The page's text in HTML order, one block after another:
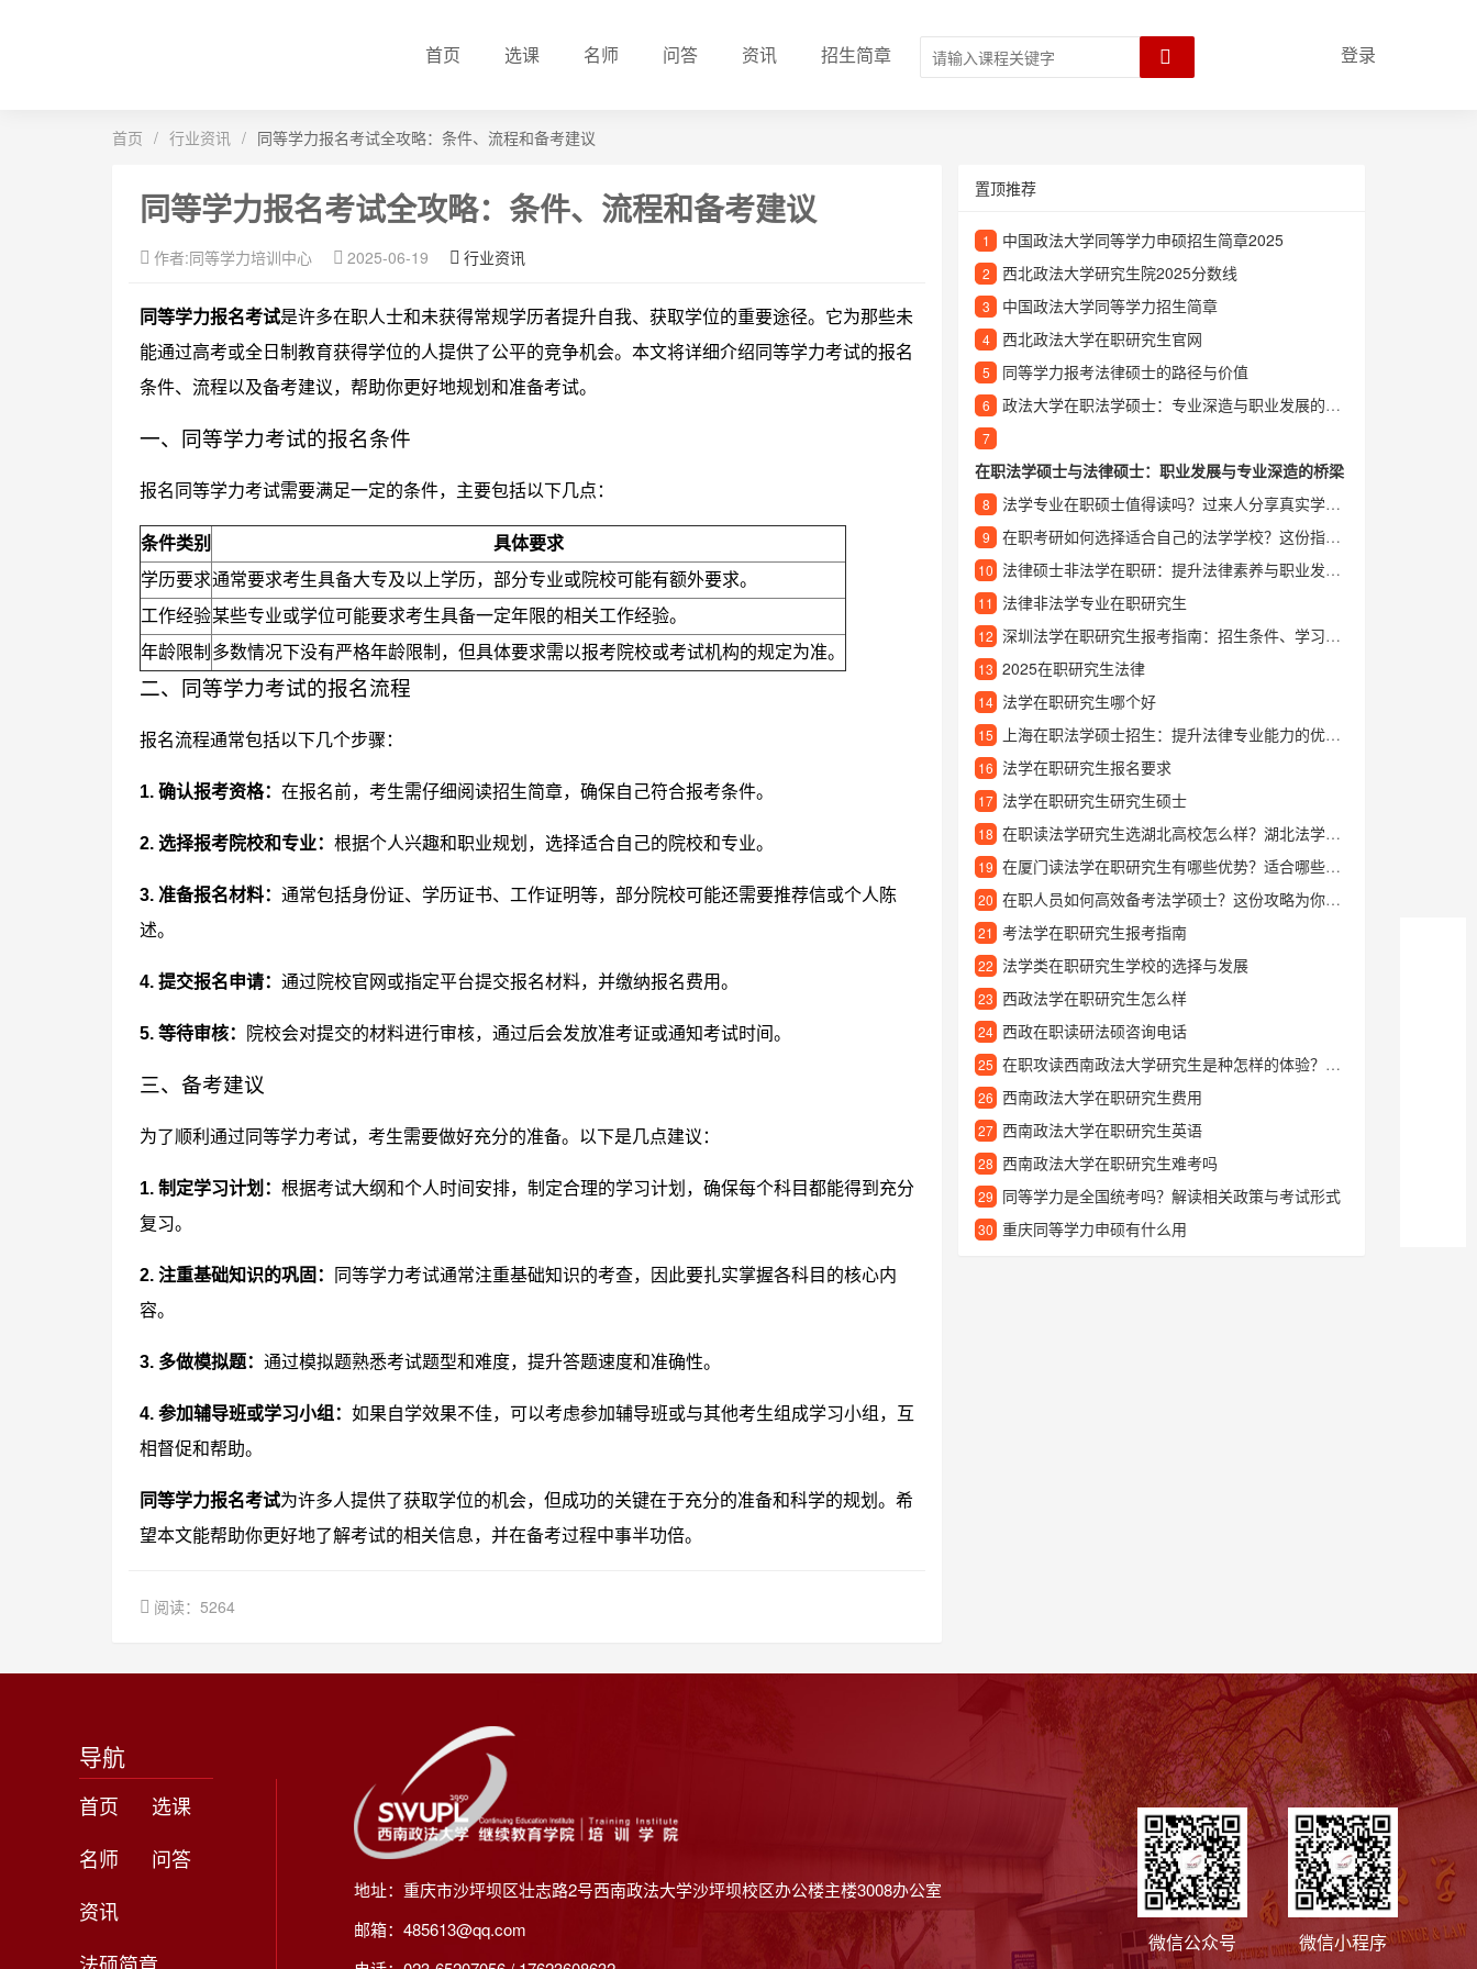
首页 选课 名师 问答 资讯 招生简章 登录
首页 / 行业资讯 / 同等学力报名考试全攻略：条件、流程和备考建议
同等学力报名考试全攻略：条件、流程和备考建议
作者:同等学力培训中心 2025-06-19 行业资讯
同等学力报名考试是许多在职人士和未获得常规学历者提升自我、获取学位的重要途径。它为那些未
能通过高考或全日制教育获得学位的人提供了公平的竞争机会。本文将详细介绍同等学力考试的报名
条件、流程以及备考建议，帮助你更好地规划和准备考试。
一、同等学力考试的报名条件
报名同等学力考试需要满足一定的条件，主要包括以下几点：
条件类别
具体要求
学历要求通常要求考生具备大专及以上学历，部分专业或院校可能有额外要求。
工作经验某些专业或学位可能要求考生具备一定年限的相关工作经验。
年龄限制 多数情况下没有严格年龄限制，但具体要求需以报考院校或考试机构的规定为准。
二、同等学力考试的报名流程
报名流程通常包括以下几个步骤：
1. 确认报考资格： 在报名前，考生需仔细阅读招生简章，确保自己符合报考条件。
2. 选择报考院校和专业： 根据个人兴趣和职业规划，选择适合自己的院校和专业。
3. 准备报名材料： 通常包括身份证、学历证书、工作证明等，部分院校可能还需要推荐信或个人陈
述。
4. 提交报名申请： 通过院校官网或指定平台提交报名材料，并缴纳报名费用。
5. 等待审核： 院校会对提交的材料进行审核，通过后会发放准考证或通知考试时间。
三、备考建议
为了顺利通过同等学力考试，考生需要做好充分的准备。以下是几点建议：
1. 制定学习计划： 根据考试大纲和个人时间安排，制定合理的学习计划，确保每个科目都能得到充分
复习。
2. 注重基础知识的巩固：
同等学力考试通常注重基础知识的考查，因此要扎实掌握各科目的核心内
容。
3. 多做模拟题： 通过模拟题熟悉考试题型和难度，提升答题速度和准确性。
4. 参加辅导班或学习小组： 如果自学效果不佳，可以考虑参加辅导班或与其他考生组成学习小组，互
相督促和帮助。
同等学力报名考试为许多人提供了获取学位的机会，但成功的关键在于充分的准备和科学的规划。希
望本文能帮助你更好地了解考试的相关信息，并在备考过程中事半功倍。
阅读：5264
置顶推荐
1 中国政法大学同等学力申硕招生简章2025
2 西北政法大学研究生院2025分数线
3 中国政法大学同等学力招生简章
4 西北政法大学在职研究生官网
5 同等学力报考法律硕士的路径与价值
6 政法大学在职法学硕士：专业深造与职业发展的理想选择
7
在职法学硕士与法律硕士：职业发展与专业深造的桥梁
8 法学专业在职硕士值得读吗？过来人分享真实学习体验与职业发展优势
9 在职考研如何选择适合自己的法学学校？这份指南告诉你答案
10 法律硕士非法学在职研：提升法律素养与职业发展的新路径
11 法律非法学专业在职研究生
12 深圳法学在职研究生报考指南：招生条件、学习方式与就业前景解析
13 2025在职研究生法律
14 法学在职研究生哪个好
15 上海在职法学硕士招生：提升法律专业能力的优质选择
16 法学在职研究生报名要求
17 法学在职研究生研究生硕士
18 在职读法学研究生选湖北高校怎么样？湖北法学在职研究生报考指南
19 在厦门读法学在职研究生有哪些优势？适合哪些人报考？
20 在职人员如何高效备考法学硕士？这份攻略为你指路
21 考法学在职研究生报考指南
22 法学类在职研究生学校的选择与发展
23 西政法学在职研究生怎么样
24 西政在职读研法硕咨询电话
25 在职攻读西南政法大学研究生是种怎样的体验？过来人分享真实就读感受
26 西南政法大学在职研究生费用
27 西南政法大学在职研究生英语
28 西南政法大学在职研究生难考吗
29 同等学力是全国统考吗？解读相关政策与考试形式
30 重庆同等学力申硕有什么用
导航
首页
选课
名师
问答
资讯
法硕简章
地址：重庆市沙坪坝区壮志路2号西南政法大学沙坪坝校区办公楼主楼3008办公室
邮箱：485613@qq.com
微信公众号 微信小程序